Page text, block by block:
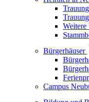
Weitere
Bürgerhäuser
Campus